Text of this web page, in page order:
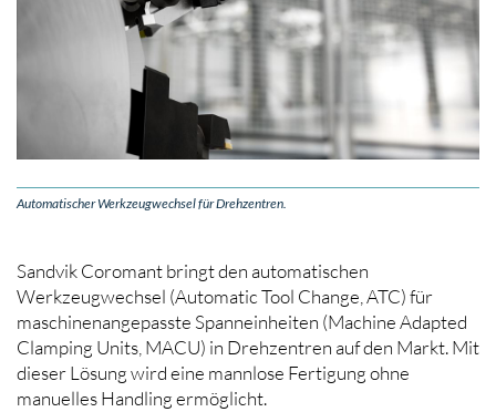
Automatischer Werkzeugwechsel für Drehzentren.
Sandvik Coromant bringt den automatischen
Werkzeugwechsel (Automatic Tool Change, ATC) für
maschinenangepasste Spanneinheiten (Machine Adapted
Clamping Units, MACU) in Drehzentren auf den Markt. Mit
dieser Lösung wird eine mannlose Fertigung ohne
manuelles Handling ermöglicht.